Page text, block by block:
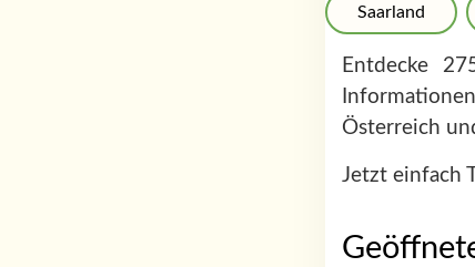
Saarland
Entdecke
Österreich
Jetzt einfach